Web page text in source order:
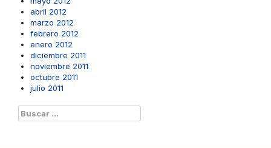
abril 2012
marzo 2012
febrero 2012
enero 2012
diciembre 2011
noviembre 2011
octubre 2011
julio 2011
Buscar: